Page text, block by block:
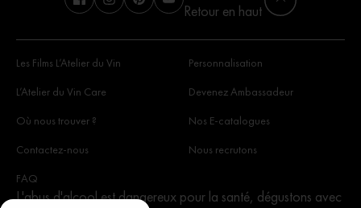
Retour en haut
Les Films L’Atelier du Vin
Personnalisation
L’Atelier du Vin Care
Devenez Ambassadeur
Où nous trouver ?
Nos E-catalogues
Contactez-nous
Nous recrutons
FAQ
L'abus d'alcool est dangereux pour la santé, dégustons avec